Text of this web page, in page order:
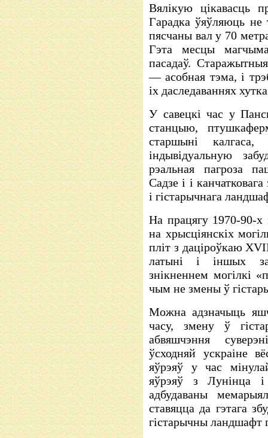
Вялікую цікавасць
Гарадка ўяўляюць не
пясчаны вал у 70
Гэта месцы
пасадаў.
— асобная тэма, і
іх даследаваннях
У савецкі час у
станцыю,
старшыні
індывідуальную
рэальная пагроза
Садзе і і
і гістарычнага
На працягу 1970-90-х
на хрысціянскіх
пліт з даціроўкаю
латыні і іншых
знікненнем могілкі
чым не змены ў
Можна адзначыць
часу, змену ў
абвяшчэння
ўсходняй ускраіне
яўрэяў у час
яўрэяў з Лунінца
адбудаваны
ставяцца да гэтага
гістарычны ландшафт